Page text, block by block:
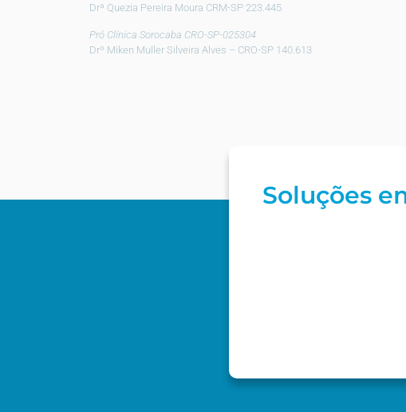
Drª Quezia Pereira Moura CRM-SP 223.445
Pró Clínica Sorocaba CRO-SP-025304
Drº Miken Muller Silveira Alves – CRO-SP 140.613
Soluções